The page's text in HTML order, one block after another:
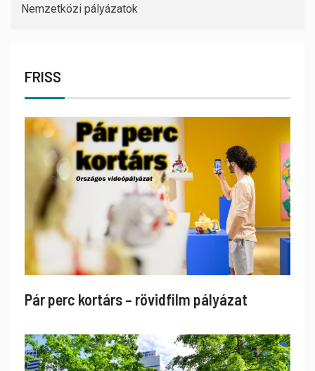
Nemzetközi pályázatok
FRISS
Pár perc kortárs – rövidfilm pályázat